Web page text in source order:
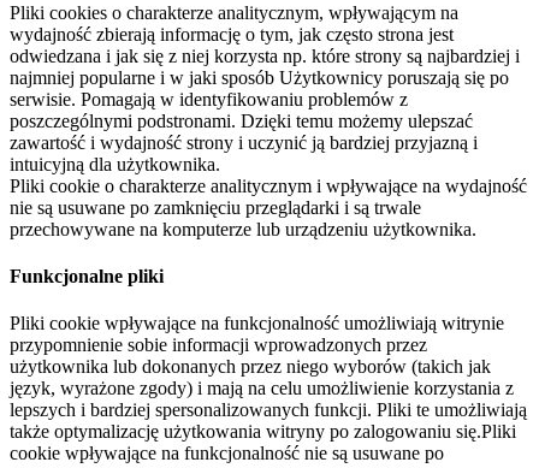
Pliki cookies o charakterze analitycznym, wpływającym na
wydajność zbierają informację o tym, jak często strona jest
odwiedzana i jak się z niej korzysta np. które strony są najbardziej i
najmniej popularne i w jaki sposób Użytkownicy poruszają się po
serwisie. Pomagają w identyfikowaniu problemów z
poszczególnymi podstronami. Dzięki temu możemy ulepszać
zawartość i wydajność strony i uczynić ją bardziej przyjazną i
intuicyjną dla użytkownika.
Pliki cookie o charakterze analitycznym i wpływające na wydajność
nie są usuwane po zamknięciu przeglądarki i są trwale
przechowywane na komputerze lub urządzeniu użytkownika.
Funkcjonalne pliki
Pliki cookie wpływające na funkcjonalność umożliwiają witrynie
przypomnienie sobie informacji wprowadzonych przez
użytkownika lub dokonanych przez niego wyborów (takich jak
język, wyrażone zgody) i mają na celu umożliwienie korzystania z
lepszych i bardziej spersonalizowanych funkcji. Pliki te umożliwiają
także optymalizację użytkowania witryny po zalogowaniu się.Pliki
cookie wpływające na funkcjonalność nie są usuwane po